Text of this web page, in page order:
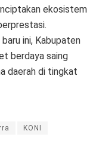
ekosistem
ini, Kabupaten
berdaya saing
daerah di tingkat
KONI